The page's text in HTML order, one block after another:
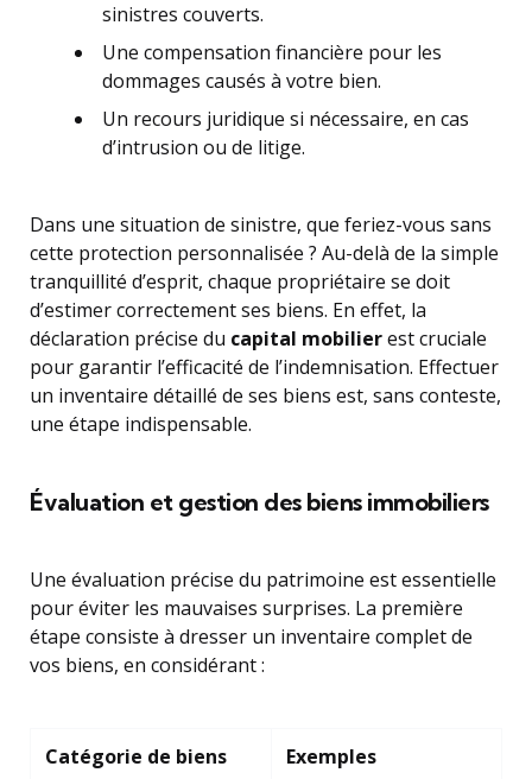
sinistres couverts.
Une compensation financière pour les
dommages causés à votre bien.
Un recours juridique si nécessaire, en cas
d’intrusion ou de litige.
Dans une situation de sinistre, que feriez-vous sans
cette protection personnalisée ? Au-delà de la simple
tranquillité d’esprit, chaque propriétaire se doit
d’estimer correctement ses biens. En effet, la
déclaration précise du capital mobilierest cruciale
pour garantir l’efficacité de l’indemnisation. Effectuer
un inventaire détaillé de ses biens est, sans conteste,
une étape indispensable.
Évaluation et gestion des biens immobiliers
Une évaluation précise du patrimoine est essentielle
pour éviter les mauvaises surprises. La première
étape consiste à dresser un inventaire complet de
vos biens, en considérant :
Catégorie de biens Exemples